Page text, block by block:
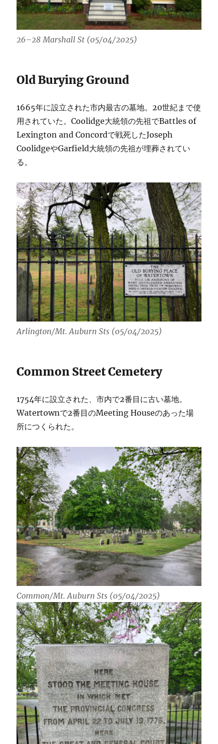
26–28 Marshall St (05/04/2025)
Old Burying Ground
1665年に設立された市内最古の墓地。20世紀まで使
用されていた。Coolidge大統領の先祖でBattles of
Lexington and Concordで戦死したJoseph
CoolidgeやGarfield大統領の先祖が埋葬されてい
る。
Arlington/Mt. Auburn Sts (05/04/2025)
Common Street Cemetery
1754年に設立された、市内で2番目に古い墓地。
Watertownで2番目のMeeting Houseのあった場
所につくられた。
Common/Mt. Auburn Sts (05/04/2025)